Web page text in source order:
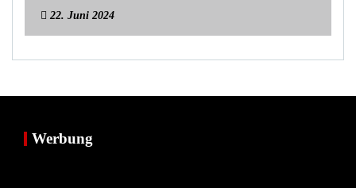
22. Juni 2024
Werbung